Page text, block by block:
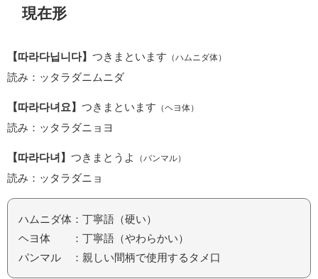
現在形
【따라다닙니다】 つきまといます （ハムニダ体）
読み：ッタラダニムニダ
【따라다녀요】 つきまといます （ヘヨ体）
読み：ッタラダニョヨ
【따라다녀】 つきまとうよ （パンマル）
読み：ッタラダニョ
ハムニダ体：丁寧語（硬い）
ヘヨ体 ：丁寧語（やわらかい）
パンマル ：親しい間柄で使用するタメ口